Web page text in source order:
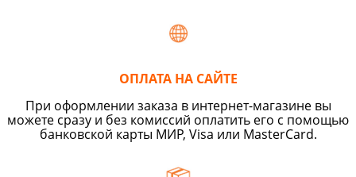
ОПЛАТА НА САЙТЕ
При оформлении заказа в интернет-магазине вы
можете сразу и без комиссий оплатить его с помощью
банковской карты МИР, Visa или MasterCard.